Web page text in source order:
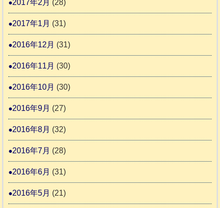
2017年2月 (28)
2017年1月 (31)
2016年12月 (31)
2016年11月 (30)
2016年10月 (30)
2016年9月 (27)
2016年8月 (32)
2016年7月 (28)
2016年6月 (31)
2016年5月 (21)